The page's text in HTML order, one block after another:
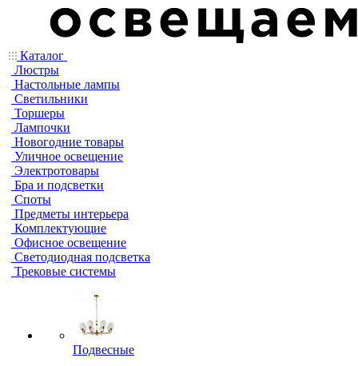
Каталог
Люстры
Настольные лампы
Светильники
Торшеры
Лампочки
Новогодние товары
Уличное освещение
Электротовары
Бра и подсветки
Споты
Предметы интерьера
Комплектующие
Офисное освещение
Светодиодная подсветка
Трековые системы
Подвесные